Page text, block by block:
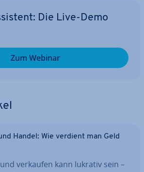
Die Live-Demo
Zum Webinar
Handel: Wie verdient man Geld
verkaufen kann lukrativ sein –